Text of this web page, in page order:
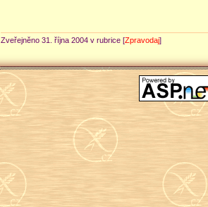
Zveřejněno 31. října 2004 v rubrice [Zpravodaj]